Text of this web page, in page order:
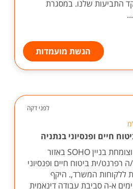
התביעות שלנו. במסגרת
הגשת מועמדות
לפני דקה
חיים ופנסיוני בנתניה
לסוכנות ביטוח מובילה וצומחת בניין SOHO באזור
רפרנט/ית ביטוח חיים ופנסיוני
ללקוחות המשרד,. היקף
א-ה סביבת עבודה דינאמית